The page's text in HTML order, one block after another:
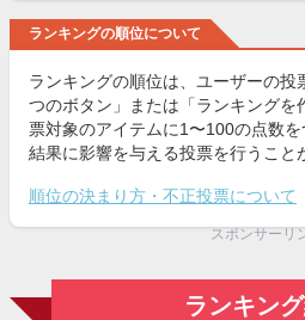
ランキングの順位について
ランキングの順位は、ユーザーの
つのボタン」または「ランキングを
票対象のアイテムに1〜100の点数
結果に影響を与える投票を行うこと
順位の決まり方・不正投票について
スポンサーリ
ランキン